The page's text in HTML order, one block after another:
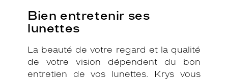
Bien entretenir ses
lunettes
La beauté de votre regard et la qualité
de votre vision dépendent du bon
entretien de vos lunettes. Krys vous